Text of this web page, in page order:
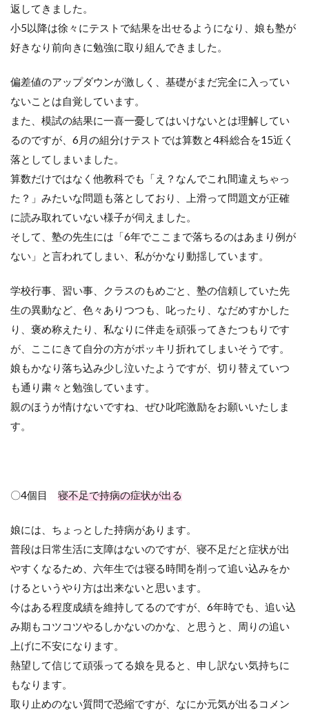
返してきました。
小5以降は徐々にテストで結果を出せるようになり、娘も塾が
好きなり前向きに勉強に取り組んできました。
偏差値のアップダウンが激しく、基礎がまだ完全に入ってい
ないことは自覚しています。
また、模試の結果に一喜一憂してはいけないとは理解してい
るのですが、6月の組分けテストでは算数と4科総合を15近く
落としてしまいました。
算数だけではなく他教科でも「え？なんでこれ間違えちゃっ
た？」みたいな問題も落としており、上滑って問題文が正確
に読み取れていない様子が伺えました。
そして、塾の先生には「6年でここまで落ちるのはあまり例が
ない」と言われてしまい、私がかなり動揺しています。
学校行事、習い事、クラスのもめごと、塾の信頼していた先
生の異動など、色々ありつつも、叱ったり、なだめすかした
り、褒め称えたり、私なりに伴走を頑張ってきたつもりです
が、ここにきて自分の方がポッキリ折れてしまいそうです。
娘もかなり落ち込み少し泣いたようですが、切り替えていつ
も通り粛々と勉強しています。
親のほうが情けないですね、ぜひ叱咤激励をお願いいたしま
す。
〇4個目 寝不足で持病の症状が出る
娘には、ちょっとした持病があります。
普段は日常生活に支障はないのですが、寝不足だと症状が出
やすくなるため、六年生では寝る時間を削って追い込みをか
けるというやり方は出来ないと思います。
今はある程度成績を維持してるのですが、6年時でも、追い込
み期もコツコツやるしかないのかな、と思うと、周りの追い
上げに不安になります。
熱望して信じて頑張ってる娘を見ると、申し訳ない気持ちに
もなります。
取り止めのない質問で恐縮ですが、なにか元気が出るコメン